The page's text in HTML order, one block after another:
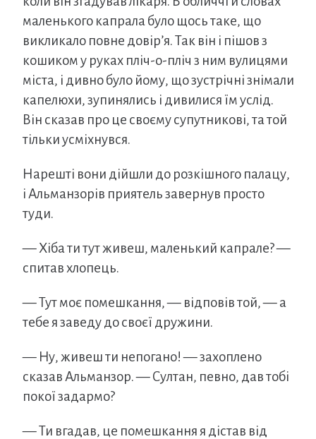
маленького капрала було щось таке, що
викликало повне довір’я. Так він і пішов з
кошиком у руках пліч-о-пліч з ним вулицями
міста, і дивно було йому, що зустрічні знімали
капелюхи, зупинялись і дивилися їм услід.
Він сказав про це своєму супутникові, та той
тільки усміхнувся.
Нарешті вони дійшли до розкішного палацу,
і Альманзорів приятель завернув просто
туди.
— Хіба ти тут живеш, маленький капрале? —
спитав хлопець.
— Тут моє помешкання, — відповів той, — а
тебе я заведу до своєї дружини.
— Ну, живеш ти непогано! — захоплено
сказав Альманзор. — Султан, певно, дав тобі
покої задармо?
— Ти вгадав, це помешкання я дістав від